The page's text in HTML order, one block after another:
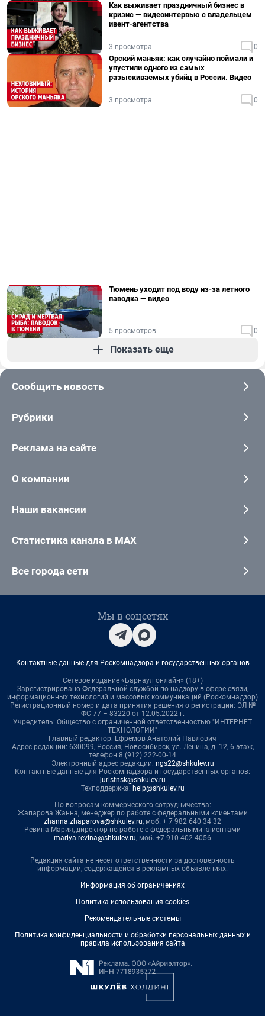
Как выживает праздничный бизнес в
кризис — видеоинтервью с владельцем
ивент-агентства
3 просмотра 0
Орский маньяк: как случайно поймали и
упустили одного из самых
разыскиваемых убийц в России. Видео
3 просмотра 0
Тюмень уходит под воду из-за летного
паводка — видео
5 просмотров 0
Показать еще
Сообщить новость
Рубрики
Реклама на сайте
О компании
Наши вакансии
Статистика канала в MAX
Все города сети
Мы в соцсетях
Контактные данные для Роскомнадзора и государственных органов
Сетевое издание «Барнаул онлайн» (18+)
Зарегистрировано Федеральной службой по надзору в сфере связи,
информационных технологий и массовых коммуникаций (Роскомнадзор)
Регистрационный номер и дата принятия решения о регистрации: ЭЛ №
ФС 77 – 83220 от 12.05.2022 г.
Учредитель: Общество с ограниченной ответственностью "ИНТЕРНЕТ
ТЕХНОЛОГИИ"
Главный редактор: Ефремов Анатолий Павлович
Адрес редакции: 630099, Россия, Новосибирск, ул. Ленина, д. 12, 6 этаж,
телефон 8 (912) 222-00-14
Электронный адрес редакции: ngs22@shkulev.ru
Контактные данные для Роскомнадзора и государственных органов:
juristnsk@shkulev.ru
Техподдержка: help@shkulev.ru
По вопросам коммерческого сотрудничества:
Жапарова Жанна, менеджер по работе с федеральными клиентами
zhanna.zhaparova@shkulev.ru, моб. + 7 982 640 34 32
Ревина Мария, директор по работе с федеральными клиентами
mariya.revina@shkulev.ru, моб. +7 910 402 4056
Редакция сайта не несет ответственности за достоверность
информации, содержащейся в рекламных объявлениях.
Информация об ограничениях
Политика использования cookies
Рекомендательные системы
Политика конфиденциальности и обработки персональных данных и
правила использования сайта